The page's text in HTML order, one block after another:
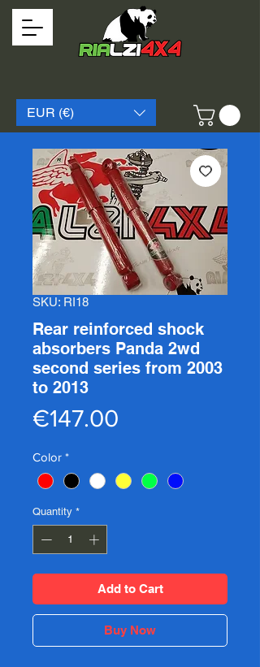
EUR (€)
SKU: RI18
Rear reinforced shock
absorbers Panda 2wd
second series from 2003
to 2013
€147.00
Color *
Quantity *
Add to Cart
Buy Now